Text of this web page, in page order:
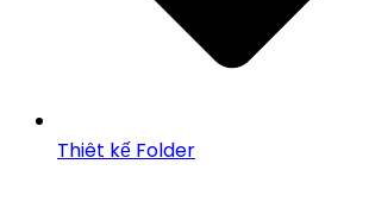
Thiêt kế Folder